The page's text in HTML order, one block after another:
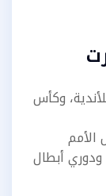
وكأس
الأمم
ودوري أبطال